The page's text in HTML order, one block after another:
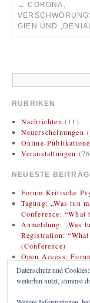
← CORONA,
GIEN UND
RUBRIKEN
Nachrichten (11)
Neuerscheinungen
Online-
Veranstaltungen
NEUESTE
Forum Kritische
Tagung: „Was tun
Conference:
Anmeldung: „Was
Registration:
(Conference)
Open Access:
Rezension:
Datenschutz und
weiterhin nutzt, stimmst